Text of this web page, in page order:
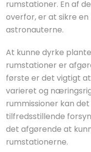
rumstationer. En af
overfor, er at sikre
astronauterne.
At kunne dyrke
rumstationer er
første er det vigtigt
varieret og
rummissioner kan
tilfredsstillende
det afgørende at
rumstationerne.